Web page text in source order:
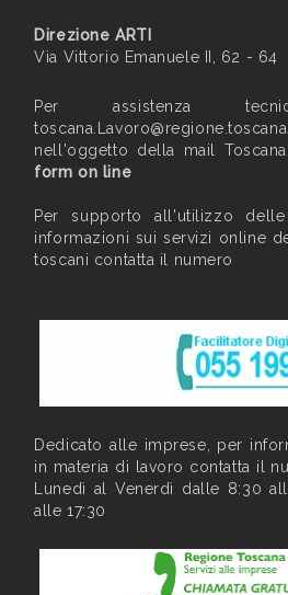
Direzione ARTI
Via Vittorio Emanuele II, 62 - 64
Per assistenza
nell'oggetto della mail
form on line
Per supporto all'utilizzo
informazioni sui servizi online
toscani contatta il numero
Dedicato alle imprese, per
in materia di lavoro contatta il
Lunedì al Venerdì dalle 8:30
alle 17:30